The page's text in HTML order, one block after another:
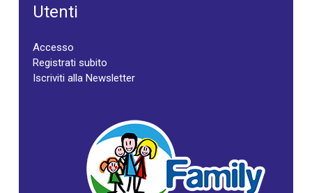
Utenti
Accesso
Registrati subito
Iscriviti alla Newsletter